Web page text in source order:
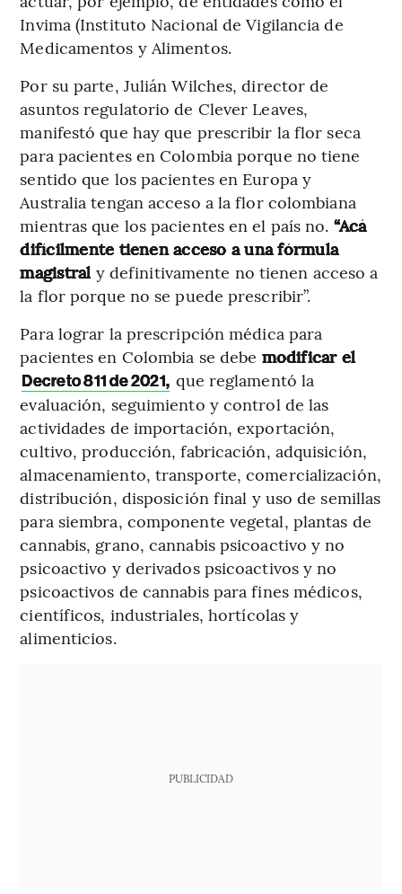
Invima (Instituto Nacional de Vigilancia de
Medicamentos y Alimentos.
Por su parte, Julián Wilches, director de
asuntos regulatorio de Clever Leaves,
manifestó que hay que prescribir la flor seca
para pacientes en Colombia porque no tiene
sentido que los pacientes en Europa y
Australia tengan acceso a la flor colombiana
mientras que los pacientes en el país no. “Acá
difícilmente tienen acceso a una fórmula
magistral y definitivamente no tienen acceso a
la flor porque no se puede prescribir”.
Para lograr la prescripción médica para
pacientes en Colombia se debe modificar el
Decreto 811 de 2021, que reglamentó la
evaluación, seguimiento y control de las
actividades de importación, exportación,
cultivo, producción, fabricación, adquisición,
almacenamiento, transporte, comercialización,
distribución, disposición final y uso de semillas
para siembra, componente vegetal, plantas de
cannabis, grano, cannabis psicoactivo y no
psicoactivo y derivados psicoactivos y no
psicoactivos de cannabis para fines médicos,
científicos, industriales, hortícolas y
alimenticios.
PUBLICIDAD